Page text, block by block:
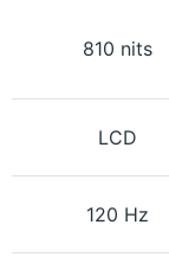
810 nits
LCD
120 Hz